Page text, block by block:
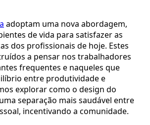
adoptam uma nova abordagem,
de vida para satisfazer as
dos profissionais de hoje. Estes
a pensar nos trabalhadores
frequentes e naqueles que
entre produtividade e
explorar como o design do
separação mais saudável entre
incentivando a comunidade.